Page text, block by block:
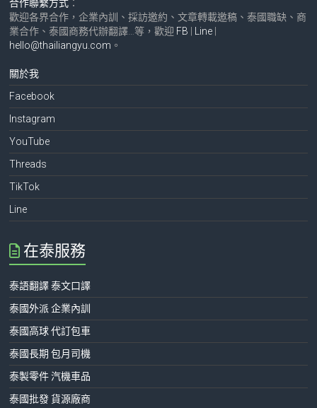
合作聯繫方式 ：
歡迎各界合作，企業內訓、採訪邀約、文章轉載邀稿、泰國職缺、商
業合作、泰國商務代辦翻譯…等，歡迎 FB Line
hello@thailiangyu.com 。
關於我
Facebook
Instagram
YouTube
Threads
TikTok
Line
在泰服務
泰語翻譯 泰文口譯
泰國外派 企業內訓
泰國高球 代訂包車
泰國長期 包月司機
泰製零件 汽機車品
泰國批發 貨源廠商